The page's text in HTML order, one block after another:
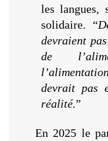
les langues,
solidaire. “
devraient
de
devrait pas
réalité.”
En 2025 le